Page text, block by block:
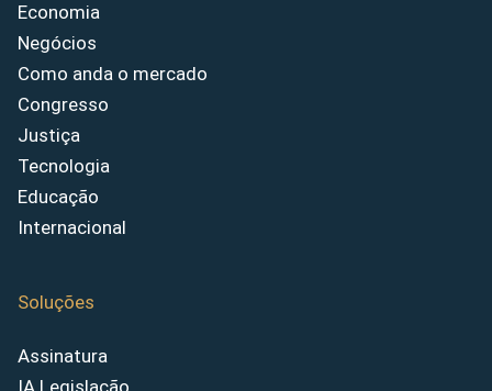
Economia
Negócios
Como anda o mercado
Congresso
Justiça
Tecnologia
Educação
Internacional
Soluções
Assinatura